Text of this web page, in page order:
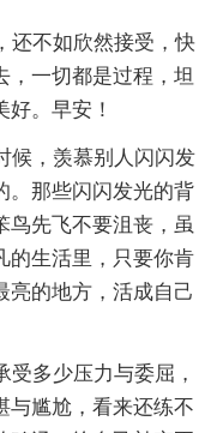
还不如欣然接受，快
，一切都是过程，坦
。早安！
候，羡慕别人闪闪发
。那些闪闪发光的背
鸟先飞不要沮丧，虽
的生活里，只要你肯
亮的地方，活成自己
多少压力与委屈，
与尴尬，看来还练不